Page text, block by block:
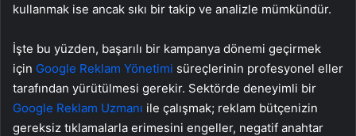
kullanmak ise ancak sıkı bir takip ve analizle mümkündür.
İşte bu yüzden, başarılı bir kampanya dönemi geçirmek
için Google Reklam Yönetimi süreçlerinin profesyonel eller
tarafından yürütülmesi gerekir. Sektörde deneyimli bir
Google Reklam Uzmanı ile çalışmak; reklam bütçenizin
gereksiz tıklamalarla erimesini engeller, negatif anahtar